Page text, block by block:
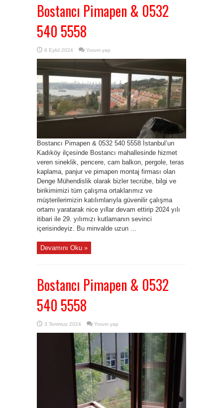
Bostancı Pimapen & 0532
540 5558
8 Eylül 2024 Yorum yap
Bostancı Pimapen & 0532 540 5558 İstanbul’un
Kadıköy ilçesinde Bostancı mahallesinde hizmet
veren sineklik, pencere, cam balkon, pergole, teras
kaplama, panjur ve pimapen montaj firması olan
Denge Mühendislik olarak bizler tecrübe, bilgi ve
birikimimizi tüm çalışma ortaklarımız ve
müşterilerimizin katılımlarıyla güvenilir çalışma
ortamı yaratarak nice yıllar devam ettirip 2024 yılı
itibari ile 29. yılımızı kutlamanın sevinci
içerisindeyiz. Bu minvalde uzun ...
Devamını Oku »
Bostancı Pimapen & 0532
540 5558
3 Temmuz 2024 Yorum yap